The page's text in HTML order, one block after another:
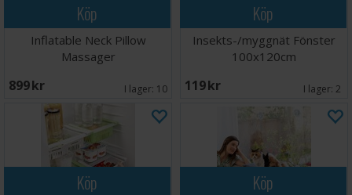
Köp
Inflatable Neck Pillow
Massager
899 SEK I lager: 10
Köp
Insekts-/myggnät Fönster
100x120cm
119 SEK I lager: 2
Köp Köp